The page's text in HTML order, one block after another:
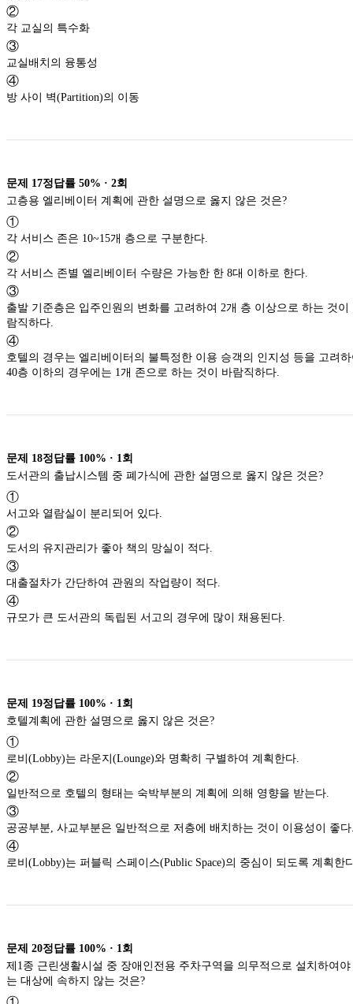
②
각 교실의 특수화
③
교실배치의 융통성
④
방 사이 벽(Partition)의 이동
문제 17정답률 50% · 2회
고층용 엘리베이터 계획에 관한 설명으로 옳지 않은 것은?
①
각 서비스 존은 10~15개 층으로 구분한다.
②
각 서비스 존별 엘리베이터 수량은 가능한 한 8대 이하로 한다.
③
출발 기준층은 입주인원의 변화를 고려하여 2개 층 이상으로 하는 것이
람직하다.
④
호텔의 경우는 엘리베이터의 불특정한 이용 승객의 인지성 등을 고려
40층 이하의 경우에는 1개 존으로 하는 것이 바람직하다.
문제 18정답률 100% · 1 회
도서관의 출납시스템 중 폐가식에 관한 설명으로 옳지 않은 것은?
①
서고와 열람실이 분리되어 있다.
②
도서의 유지관리가 좋아 책의 망실이 적다.
③
대출절차가 간단하여 관원의 작업량이 적다.
④
규모가 큰 도서관의 독립된 서고의 경우에 많이 채용된다.
문제 19정답률 100% · 1 회
호텔계획에 관한 설명으로 옳지 않은 것은?
①
로비(Lobby)는 라운지(Lounge)와 명확히 구별하여 계획한다.
②
일반적으로 호텔의 형태는 숙박부분의 계획에 의해 영향을 받는다.
③
공공부분, 사교부분은 일반적으로 저층에 배치하는 것이 이용성이 좋
④
로비(Lobby)는 퍼블릭 스페이스(Public Space)의 중심이 되도록 계획한
문제 20정답률 100% · 1 회
제1종 근린생활시설 중 장애인전용 주차구역을 의무적으로 설치하여야
는 대상에 속하지 않는 것은?